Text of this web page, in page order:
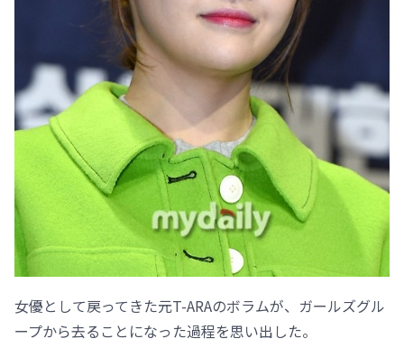
女優として戻ってきた元T-ARAのボラムが、ガールズグル
ープから去ることになった過程を思い出した。